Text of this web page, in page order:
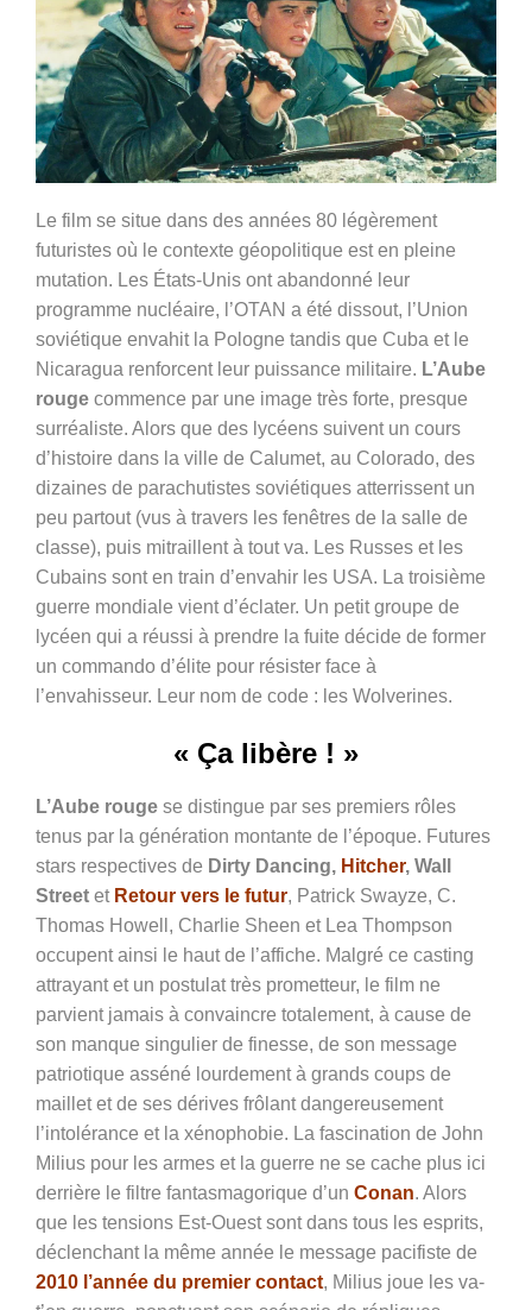
Le film se situe dans des années 80 légèrement
futuristes où le contexte géopolitique est en pleine
mutation. Les États-Unis ont abandonné leur
programme nucléaire, l’OTAN a été dissout, l’Union
soviétique envahit la Pologne tandis que Cuba et le
Nicaragua renforcent leur puissance militaire. L’Aube
rouge commence par une image très forte, presque
surréaliste. Alors que des lycéens suivent un cours
d’histoire dans la ville de Calumet, au Colorado, des
dizaines de parachutistes soviétiques atterrissent un
peu partout (vus à travers les fenêtres de la salle de
classe), puis mitraillent à tout va. Les Russes et les
Cubains sont en train d’envahir les USA. La troisième
guerre mondiale vient d’éclater. Un petit groupe de
lycéen qui a réussi à prendre la fuite décide de former
un commando d’élite pour résister face à
l’envahisseur. Leur nom de code : les Wolverines.
« Ça libère ! »
L’Aube rouge se distingue par ses premiers rôles
tenus par la génération montante de l’époque. Futures
stars respectives de Dirty Dancing, Hitcher, Wall
Street et Retour vers le futur, Patrick Swayze, C.
Thomas Howell, Charlie Sheen et Lea Thompson
occupent ainsi le haut de l’affiche. Malgré ce casting
attrayant et un postulat très prometteur, le film ne
parvient jamais à convaincre totalement, à cause de
son manque singulier de finesse, de son message
patriotique asséné lourdement à grands coups de
maillet et de ses dérives frôlant dangereusement
l’intolérance et la xénophobie. La fascination de John
Milius pour les armes et la guerre ne se cache plus ici
derrière le filtre fantasmagorique d’un Conan. Alors
que les tensions Est-Ouest sont dans tous les esprits,
déclenchant la même année le message pacifiste de
2010 l’année du premier contact, Milius joue les va-